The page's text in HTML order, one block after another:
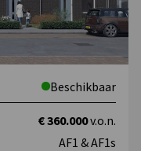
Beschikbaar
€ 360.000v.o.n.
AF1 & AF1s